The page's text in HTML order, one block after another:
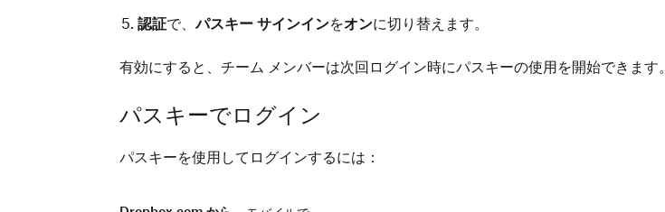
認証で、パスキー サインインをオンに切り替えます。
有効にすると、チーム メンバーは次回ログイン時にパスキーの使用を開始できます。
パスキーでログイン
パスキーを使用してログインするには：